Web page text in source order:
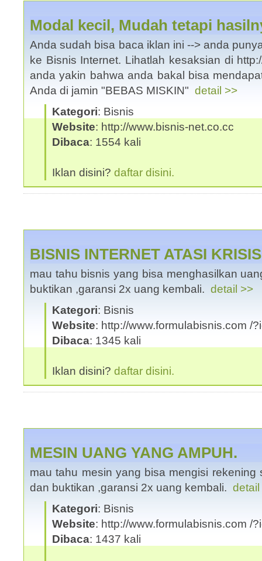
Modal kecil, Mudah tetapi
Anda sudah bisa baca iklan ini --> anda
ke Bisnis Internet. Lihatlah kesaksian di
anda yakin bahwa anda bakal bisa
Anda di jamin "BEBAS MISKIN" detail >>
Kategori: Bisnis
Website: http://www.bisnis-net.co.cc
Dibaca: 1554 kali
Iklan disini? daftar disini.
BISNIS INTERNET ATASI
mau tahu bisnis yang bisa menghasilkan
buktikan ,garansi 2x uang kembali. detail >>
Kategori: Bisnis
Website: http://www.formulabisnis.com /
Dibaca: 1345 kali
Iklan disini? daftar disini.
MESIN UANG YANG AMPUH.
mau tahu mesin yang bisa mengisi rekening
dan buktikan ,garansi 2x uang kembali. detail
Kategori: Bisnis
Website: http://www.formulabisnis.com /
Dibaca: 1437 kali